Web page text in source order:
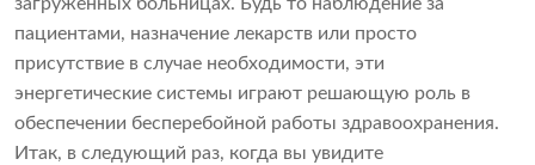
пациентами, назначение лекарств или просто
присутствие в случае необходимости, эти
энергетические системы играют решающую роль в
обеспечении бесперебойной работы здравоохранения.
Итак, в следующий раз, когда вы увидите